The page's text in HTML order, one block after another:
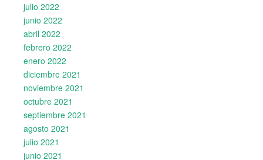
julio 2022
junio 2022
abril 2022
febrero 2022
enero 2022
diciembre 2021
noviembre 2021
octubre 2021
septiembre 2021
agosto 2021
julio 2021
junio 2021